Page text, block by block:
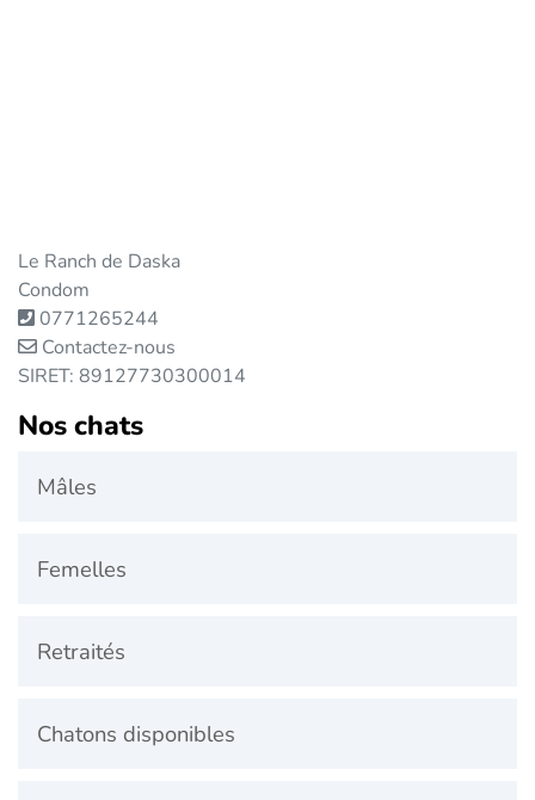
Le Ranch de Daska
Condom
0771265244
Contactez-nous
SIRET: 89127730300014
Nos chats
Mâles
Femelles
Retraités
Chatons disponibles